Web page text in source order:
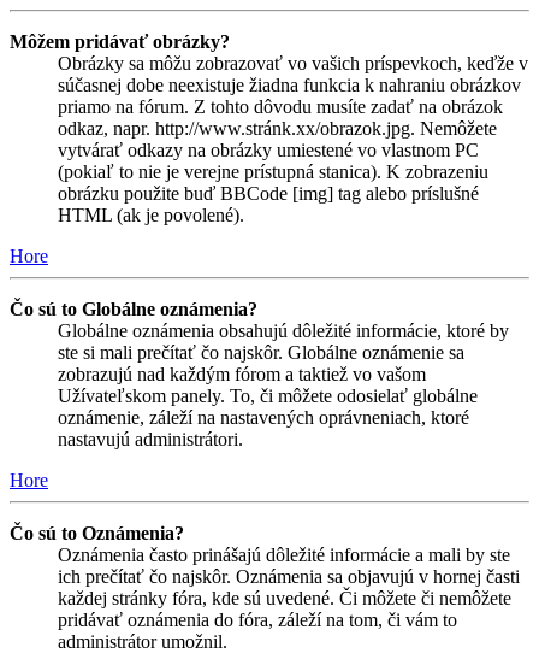
Môžem pridávať obrázky?
Obrázky sa môžu zobrazovať vo vašich príspevkoch, keďže v
súčasnej dobe neexistuje žiadna funkcia k nahraniu obrázkov
priamo na fórum. Z tohto dôvodu musíte zadať na obrázok
odkaz, napr. http://www.stránk.xx/obrazok.jpg. Nemôžete
vytvárať odkazy na obrázky umiestené vo vlastnom PC
(pokiaľ to nie je verejne prístupná stanica). K zobrazeniu
obrázku použite buď BBCode [img] tag alebo príslušné
HTML (ak je povolené).
Hore
Čo sú to Globálne oznámenia?
Globálne oznámenia obsahujú dôležité informácie, ktoré by
ste si mali prečítať čo najskôr. Globálne oznámenie sa
zobrazujú nad každým fórom a taktiež vo vašom
Užívateľskom panely. To, či môžete odosielať globálne
oznámenie, záleží na nastavených oprávneniach, ktoré
nastavujú administrátori.
Hore
Čo sú to Oznámenia?
Oznámenia často prinášajú dôležité informácie a mali by ste
ich prečítať čo najskôr. Oznámenia sa objavujú v hornej časti
každej stránky fóra, kde sú uvedené. Či môžete či nemôžete
pridávať oznámenia do fóra, záleží na tom, či vám to
administrátor umožnil.